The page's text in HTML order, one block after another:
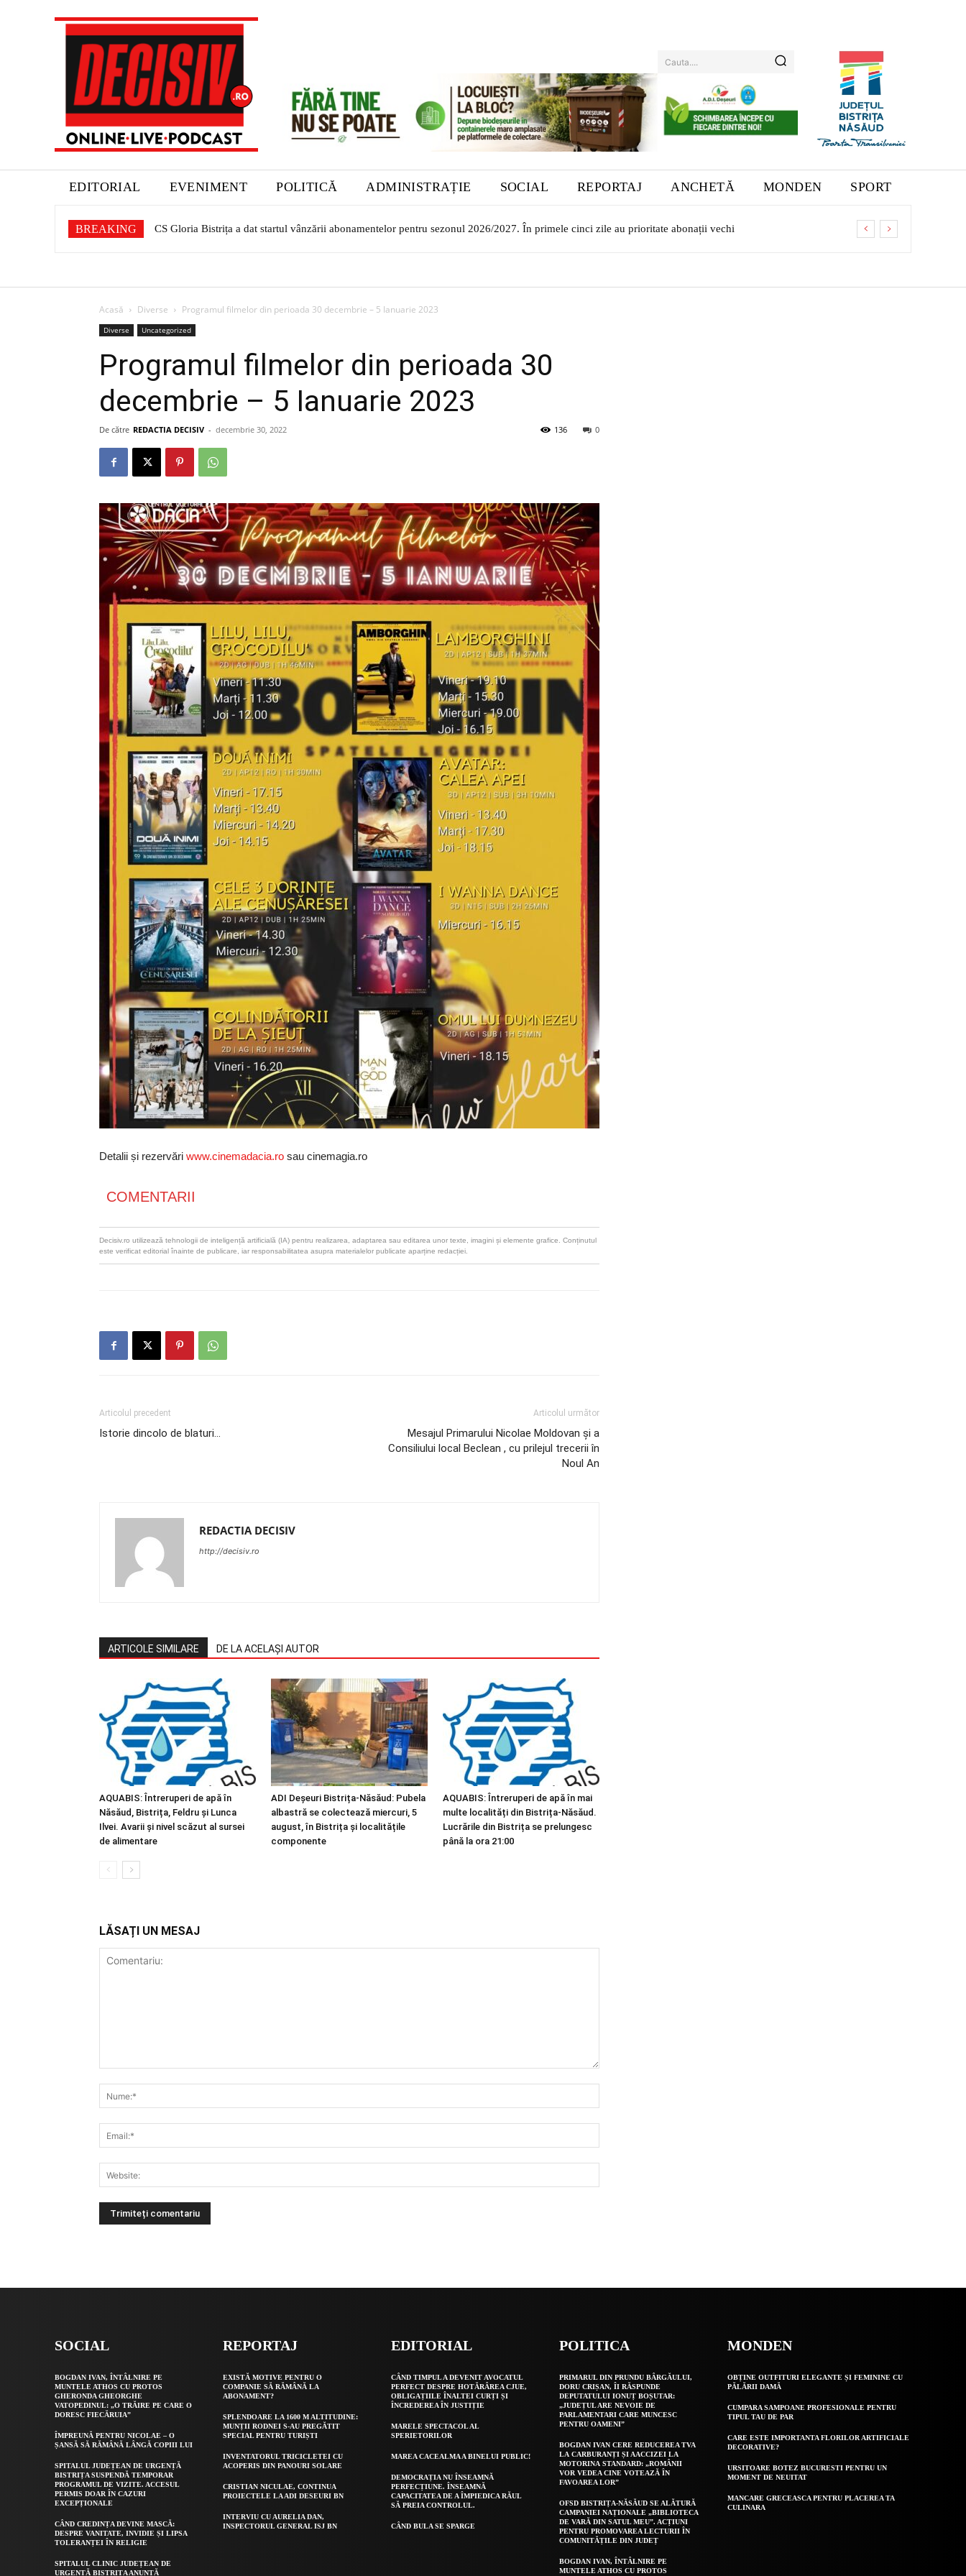
Cauta....
EDITORIAL EVENIMENT POLITICĂ ADMINISTRAȚIE SOCIAL REPORTAJ ANCHETĂ MONDEN SPORT
BREAKING CS Gloria Bistrița a dat startul vânzării abonamentelor pentru sezonul 2026/2027. În primele cinci zile au prioritate abonații vechi
Expoziție dedicată patrimoniului sașilor transilvăneni la Muzeul Bistrița. Vernisajul are loc în 7 august
Acasă Diverse Programul filmelor din perioada 30 decembrie – 5 Ianuarie 2023
Diverse Uncategorized
Programul filmelor din perioada 30
decembrie – 5 Ianuarie 2023
De către REDACTIA DECISIV - decembrie 30, 2022 0
136
Detalii și rezervări www.cinemadacia.ro sau cinemagia.ro
COMENTARII
Decisiv.ro utilizează tehnologii de inteligență artificială (IA) pentru realizarea, adaptarea sau editarea unor texte, imagini și elemente grafice. Conținutul
este verificat editorial înainte de publicare, iar responsabilitatea asupra materialelor publicate aparține redacției.
Articolul precedent
Istorie dincolo de blaturi…
Articolul următor
Mesajul Primarului Nicolae Moldovan și a
Consiliului local Beclean , cu prilejul trecerii în
Noul An
REDACTIA DECISIV
http://decisiv.ro
ARTICOLE SIMILARE DE LA ACELAȘI AUTOR
AQUABIS: Întreruperi de apă în
Năsăud, Bistrița, Feldru și Lunca
Ilvei. Avarii și nivel scăzut al sursei
de alimentare
ADI Deșeuri Bistrița-Năsăud: Pubela
albastră se colectează miercuri, 5
august, în Bistrița și localitățile
componente
AQUABIS: Întreruperi de apă în mai
multe localități din Bistrița-Năsăud.
Lucrările din Bistrița se prelungesc
până la ora 21:00
LĂSAȚI UN MESAJ
SOCIAL
BOGDAN IVAN, ÎNTÂLNIRE PE
MUNTELE ATHOS CU PROTOS
GHERONDA GHEORGHE
VATOPEDINUL: „O TRĂIRE PE CARE O
DORESC FIECĂRUIA”
ÎMPREUNĂ PENTRU NICOLAE – O
ȘANSĂ SĂ RĂMÂNĂ LÂNGĂ COPIII LUI
SPITALUL JUDEȚEAN DE URGENȚĂ
BISTRIȚA SUSPENDĂ TEMPORAR
PROGRAMUL DE VIZITE. ACCESUL
PERMIS DOAR ÎN CAZURI
EXCEPȚIONALE
CÂND CREDINȚA DEVINE MASCĂ:
DESPRE VANITATE, INVIDIE ȘI LIPSA
TOLERANȚEI ÎN RELIGIE
SPITALUL CLINIC JUDEȚEAN DE
URGENȚĂ BISTRIȚA ANUNȚĂ
REPORTAJ
EXISTĂ MOTIVE PENTRU O
COMPANIE SĂ RĂMÂNĂ LA
ABONAMENT?
SPLENDOARE LA 1600 M ALTITUDINE:
MUNȚII RODNEI S-AU PREGĂTIT
SPECIAL PENTRU TURIȘTI
INVENTATORUL TRICICLETEI CU
ACOPERIS DIN PANOURI SOLARE
CRISTIAN NICULAE, CONTINUA
PROIECTELE LA ADI DESEURI BN
INTERVIU CU AURELIA DAN,
INSPECTORUL GENERAL ISJ BN
EDITORIAL
CÂND TIMPUL A DEVENIT AVOCATUL
PERFECT DESPRE HOTĂRÂREA CJUE,
OBLIGAȚIILE ÎNALTEI CURȚI ȘI
ÎNCREDEREA ÎN JUSTIȚIE
MARELE SPECTACOL AL
SPERIETORILOR
MAREA CACEALMA A BINELUI PUBLIC!
DEMOCRAȚIA NU ÎNSEAMNĂ
PERFECȚIUNE. ÎNSEAMNĂ
CAPACITATEA DE A ÎMPIEDICA RĂUL
SĂ PREIA CONTROLUL.
CÂND BULA SE SPARGE
POLITICA
PRIMARUL DIN PRUNDU BÂRGĂULUI,
DORU CRIȘAN, ÎI RĂSPUNDE
DEPUTATULUI IONUȚ BOȘUTAR:
„JUDEȚUL ARE NEVOIE DE
PARLAMENTARI CARE MUNCESC
PENTRU OAMENI”
BOGDAN IVAN CERE REDUCEREA TVA
LA CARBURANȚI ȘI AACCIZEI LA
MOTORINA STANDARD: „ROMÂNII
VOR VEDEA CINE VOTEAZĂ ÎN
FAVOAREA LOR”
OFSD BISTRIȚA-NĂSĂUD SE ALĂTURĂ
CAMPANIEI NAȚIONALE „BIBLIOTECA
DE VARĂ DIN SATUL MEU”. ACȚIUNI
PENTRU PROMOVAREA LECTURII ÎN
COMUNITĂȚILE DIN JUDEȚ
BOGDAN IVAN, ÎNTÂLNIRE PE
MUNTELE ATHOS CU PROTOS
MONDEN
OBȚINE OUTFITURI ELEGANTE ȘI FEMININE CU
PĂLĂRII DAMĂ
CUMPARA SAMPOANE PROFESIONALE PENTRU
TIPUL TAU DE PAR
CARE ESTE IMPORTANTA FLORILOR ARTIFICIALE
DECORATIVE?
URSITOARE BOTEZ BUCURESTI PENTRU UN
MOMENT DE NEUITAT
MANCARE GRECEASCA PENTRU PLACEREA TA
CULINARA